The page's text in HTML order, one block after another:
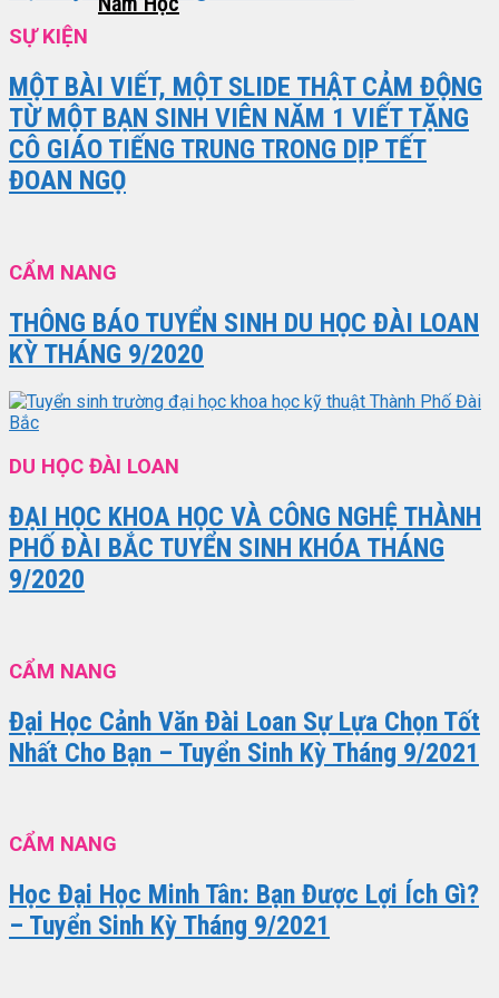
SỰ KIỆN
MỘT BÀI VIẾT, MỘT SLIDE THẬT CẢM ĐỘNG
TỪ MỘT BẠN SINH VIÊN NĂM 1 VIẾT TẶNG
CÔ GIÁO TIẾNG TRUNG TRONG DỊP TẾT
ĐOAN NGỌ
CẨM NANG
THÔNG BÁO TUYỂN SINH DU HỌC ĐÀI LOAN
KỲ THÁNG 9/2020
DU HỌC ĐÀI LOAN
ĐẠI HỌC KHOA HỌC VÀ CÔNG NGHỆ THÀNH
PHỐ ĐÀI BẮC TUYỂN SINH KHÓA THÁNG
9/2020
CẨM NANG
Đại Học Cảnh Văn Đài Loan Sự Lựa Chọn Tốt
Nhất Cho Bạn – Tuyển Sinh Kỳ Tháng 9/2021
CẨM NANG
Học Đại Học Minh Tân: Bạn Được Lợi Ích Gì?
– Tuyển Sinh Kỳ Tháng 9/2021